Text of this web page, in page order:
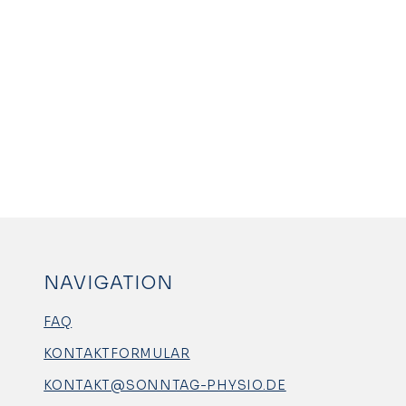
NAVIGATION
FAQ
KONTAKTFORMULAR
KONTAKT@SONNTAG-PHYSIO.DE